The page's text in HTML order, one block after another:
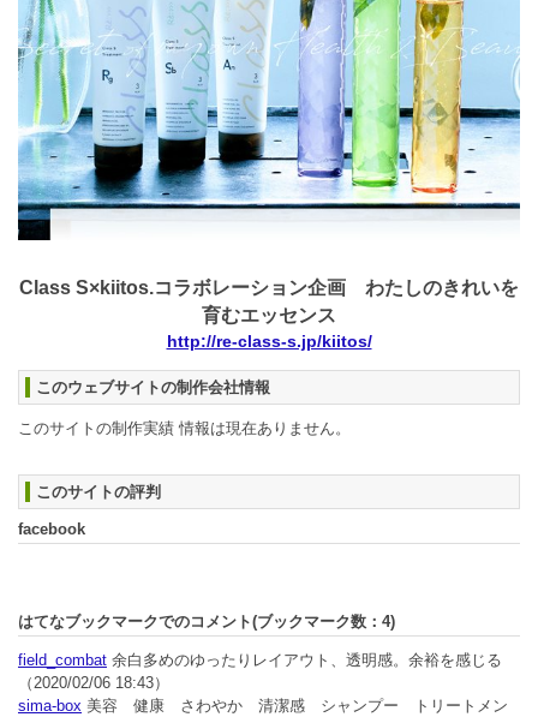
Class S×kiitos.コラボレーション企画 わたしのきれいを
育むエッセンス
http://re-class-s.jp/kiitos/
このウェブサイトの制作会社情報
このサイトの制作実績 情報は現在ありません。
このサイトの評判
facebook
はてなブックマークでのコメント(ブックマーク数： 4)
field_combat 余白多めのゆったりレイアウト、透明感。余裕を感じる
（2020/02/06 18:43）
sima-box 美容 健康 さわやか 清潔感 シャンプー トリートメン